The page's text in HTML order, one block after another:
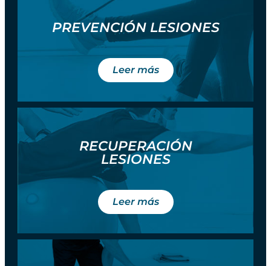
PREVENCIÓN LESIONES
Leer más
RECUPERACIÓN
LESIONES
Leer más